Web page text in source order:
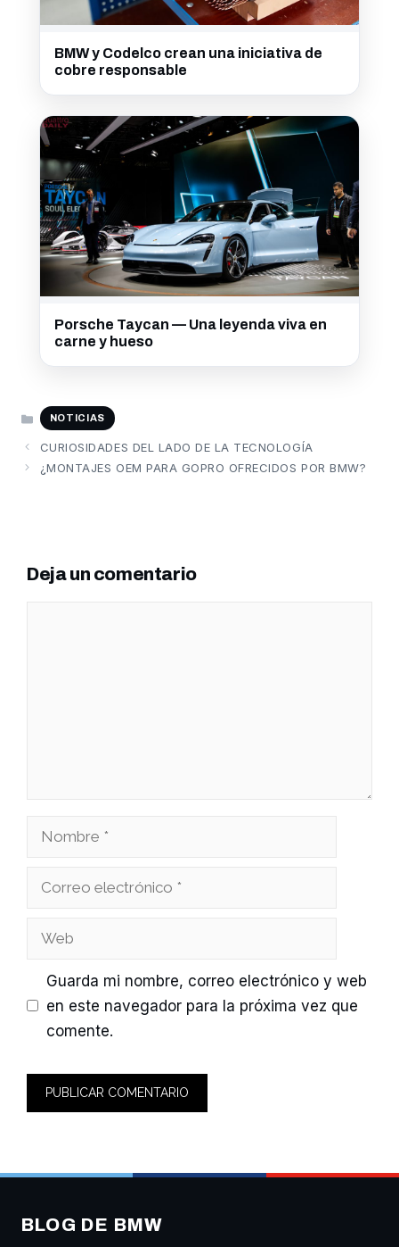
BMW y Codelco crean una iniciativa de
cobre responsable
Porsche Taycan — Una leyenda viva en
carne y hueso
CATEGORÍAS
NOTICIAS
CURIOSIDADES DEL LADO DE LA TECNOLOGÍA
¿MONTAJES OEM PARA GOPRO OFRECIDOS POR BMW?
Deja un comentario
Nombre
Correo
Web
Guarda mi nombre, correo electrónico y web
en este navegador para la próxima vez que
comente.
BLOG DE BMW